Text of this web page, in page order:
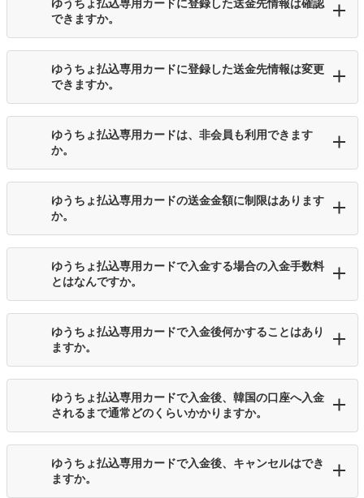
ゆうちょ払込専用カードに登録した送金先情報は確認
できますか。
ゆうちょ払込専用カードに登録した送金先情報は変更
できますか。
ゆうちょ払込専用カードは、非会員も利用できます
か。
ゆうちょ払込専用カードの送金金額に制限はあります
か。
ゆうちょ払込専用カードで入金する場合の入金手数料
とはなんですか。
ゆうちょ払込専用カードで入金後何かすることはあり
ますか。
ゆうちょ払込専用カードで入金後、韓国の口座へ入金
されるまで通常どのくらいかかりますか。
ゆうちょ払込専用カードで入金後、キャンセルはでき
ますか。